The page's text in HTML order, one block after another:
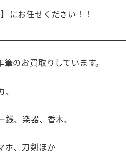
にお任せください！！
のお買取りしています。
、楽器、香木、
ホ、刀剣ほか